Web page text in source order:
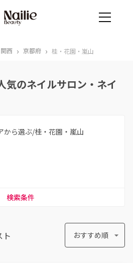
関西 › 京都府 › 桂・花園・嵐山
気のネイルサロン・ネイ
から選ぶ/桂・花園・嵐山
検索条件
ト おすすめ順